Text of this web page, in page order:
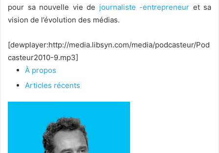
pour sa nouvelle vie de journaliste -entrepreneur et sa
vision de l’évolution des médias.
[dewplayer:http://media.libsyn.com/media/podcasteur/Pod
casteur2010-9.mp3]
À propos
Articles récents